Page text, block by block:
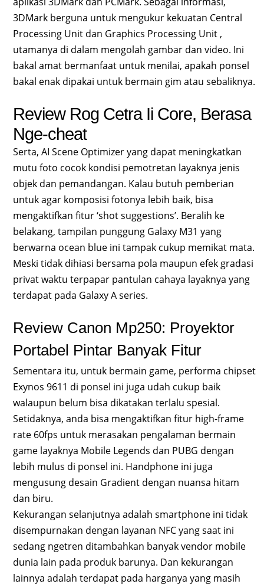
3DMark berguna untuk mengukur kekuatan Central
Processing Unit dan Graphics Processing Unit ,
utamanya di dalam mengolah gambar dan video. Ini
bakal amat bermanfaat untuk menilai, apakah ponsel
bakal enak dipakai untuk bermain gim atau sebaliknya.
Review Rog Cetra Ii Core, Berasa
Nge-cheat
Serta, AI Scene Optimizer yang dapat meningkatkan
mutu foto cocok kondisi pemotretan layaknya jenis
objek dan pemandangan. Kalau butuh pemberian
untuk agar komposisi fotonya lebih baik, bisa
mengaktifkan fitur ‘shot suggestions’. Beralih ke
belakang, tampilan punggung Galaxy M31 yang
berwarna ocean blue ini tampak cukup memikat mata.
Meski tidak dihiasi bersama pola maupun efek gradasi
privat waktu terpapar pantulan cahaya layaknya yang
terdapat pada Galaxy A series.
Review Canon Mp250: Proyektor
Portabel Pintar Banyak Fitur
Sementara itu, untuk bermain game, performa chipset
Exynos 9611 di ponsel ini juga udah cukup baik
walaupun belum bisa dikatakan terlalu spesial.
Setidaknya, anda bisa mengaktifkan fitur high-frame
rate 60fps untuk merasakan pengalaman bermain
game layaknya Mobile Legends dan PUBG dengan
lebih mulus di ponsel ini. Handphone ini juga
mengusung desain Gradient dengan nuansa hitam
dan biru.
Kekurangan selanjutnya adalah smartphone ini tidak
disempurnakan dengan layanan NFC yang saat ini
sedang ngetren ditambahkan banyak vendor mobile
dunia lain pada produk barunya. Dan kekurangan
lainnya adalah terdapat pada harganya yang masih